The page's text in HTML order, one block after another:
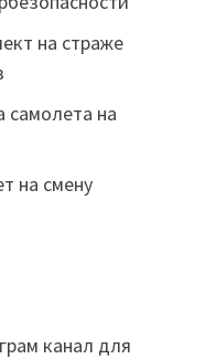
на страже
самолета на
на смену
канал для